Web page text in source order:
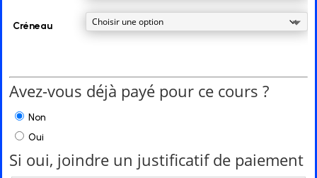
Créneau
Avez-vous déjà payé pour ce cours ?
Non
Oui
Si oui, joindre un justificatif de paiement